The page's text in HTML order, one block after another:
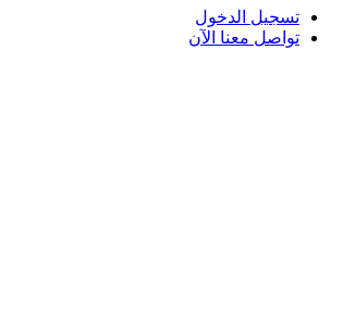
المحتوى
تسجيل الدخول
تواصل معنا الآن